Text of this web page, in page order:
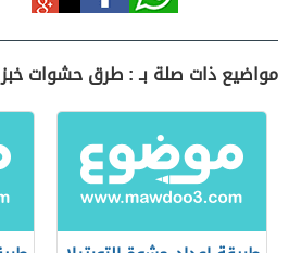
مواضيع ذات صلة بـ : طرق حشوات خبز